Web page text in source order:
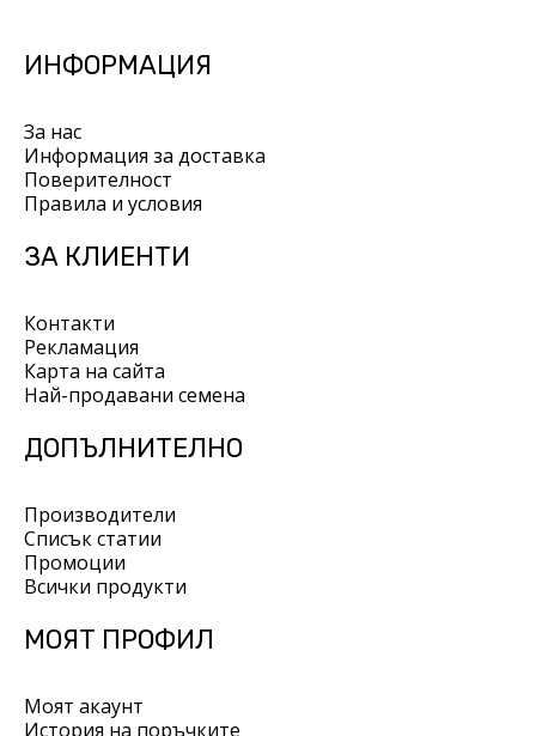
ИНФОРМАЦИЯ
За нас
Информация за доставка
Поверителност
Правила и условия
ЗА КЛИЕНТИ
Контакти
Рекламация
Карта на сайта
Най-продавани семена
ДОПЪЛНИТЕЛНО
Производители
Списък статии
Промоции
Всички продукти
МОЯТ ПРОФИЛ
Моят акаунт
История на поръчките